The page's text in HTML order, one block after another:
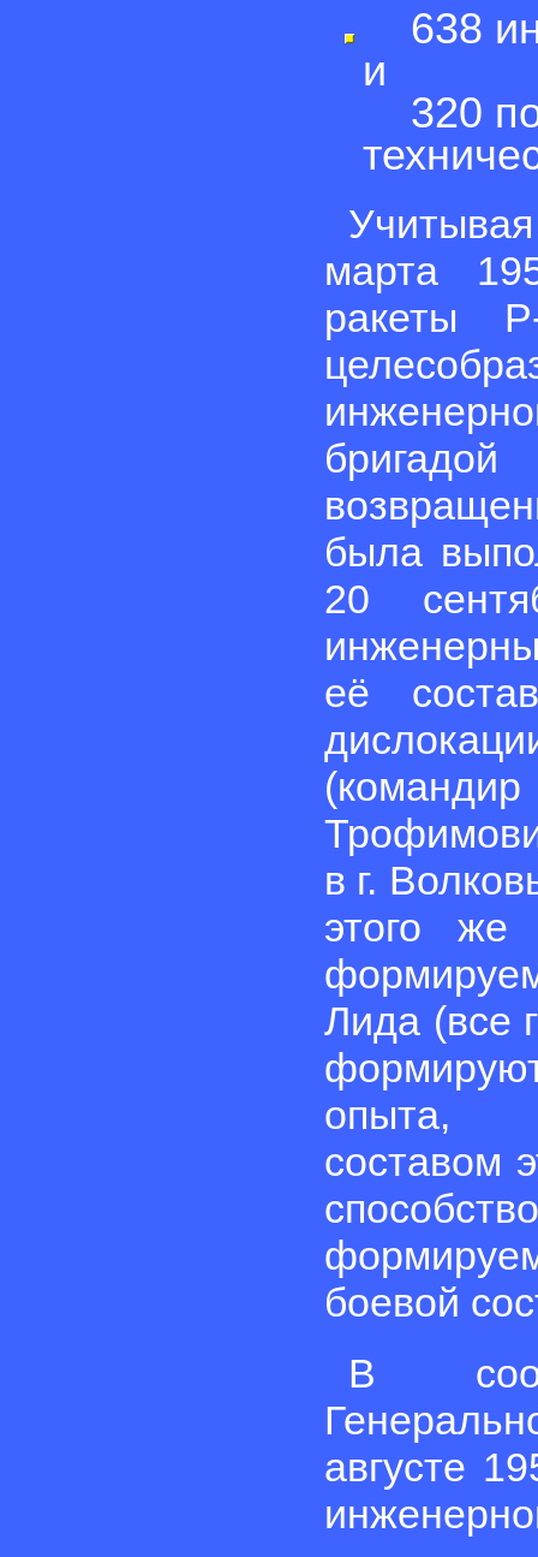
638
и
320
марта
ракеты
была
20
её
в г.
этого
Лида (все
опыта,
составом
боевой
В
августе